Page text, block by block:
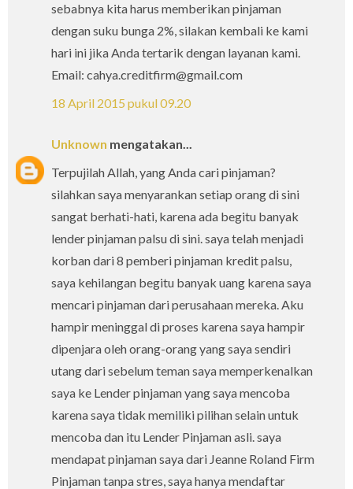
sebabnya kita harus memberikan pinjaman
dengan suku bunga 2%, silakan kembali ke kami
hari ini jika Anda tertarik dengan layanan kami.
Email: cahya.creditfirm@gmail.com
18 April 2015 pukul 09.20
Unknown mengatakan...
Terpujilah Allah, yang Anda cari pinjaman?
silahkan saya menyarankan setiap orang di sini
sangat berhati-hati, karena ada begitu banyak
lender pinjaman palsu di sini. saya telah menjadi
korban dari 8 pemberi pinjaman kredit palsu,
saya kehilangan begitu banyak uang karena saya
mencari pinjaman dari perusahaan mereka. Aku
hampir meninggal di proses karena saya hampir
dipenjara oleh orang-orang yang saya sendiri
utang dari sebelum teman saya memperkenalkan
saya ke Lender pinjaman yang saya mencoba
karena saya tidak memiliki pilihan selain untuk
mencoba dan itu Lender Pinjaman asli. saya
mendapat pinjaman saya dari Jeanne Roland Firm
Pinjaman tanpa stres, saya hanya mendaftar